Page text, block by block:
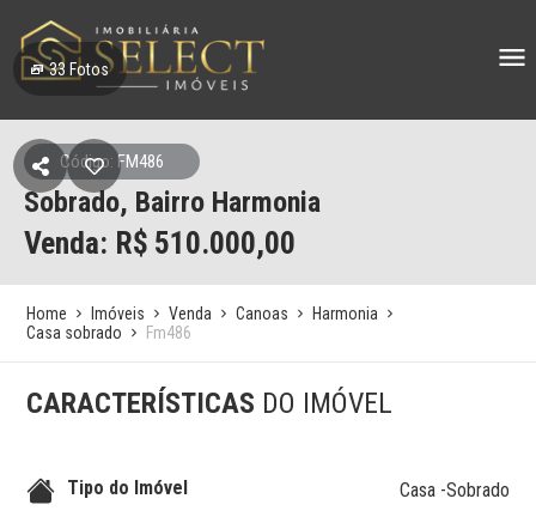
33 Fotos
Código: FM486
Sobrado, Bairro Harmonia
Venda: R$ 510.000,00
Home Imóveis Venda Canoas
Harmonia
Casa sobrado
Fm486
CARACTERÍSTICAS DO IMÓVEL
Tipo do Imóvel Casa -Sobrado